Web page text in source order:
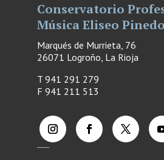
Conservatorio
Música Eliseo Pinedo
Marqués de Murrieta, 76
26071 Logroño, La Rioja
T 941 291 279
F 941 211 513